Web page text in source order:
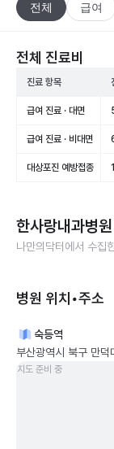
전체 급여
전체 진료비
진료 항목
급여 진료 · 대면
급여 진료 · 비대면
대상포진 예방접종
한사랑내과병원
나만의닥터에서 수집
병원 위치•주소
숙등역
부산광역시 북구 만
지도 준비 중